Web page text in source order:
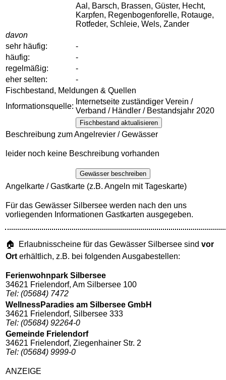
Aal, Barsch, Brassen, Güster, Hecht,
Karpfen, Regenbogenforelle, Rotauge,
Rotfeder, Schleie, Wels, Zander
davon
sehr häufig:
-
häufig:
-
regelmäßig:
-
eher selten:
-
Fischbestand, Meldungen & Quellen
Informationsquelle:
Internetseite zuständiger Verein /
Verband / Händler / Bestandsjahr 2020
Fischbestand aktualisieren
Beschreibung zum Angelrevier / Gewässer
leider noch keine Beschreibung vorhanden
Gewässer beschreiben
Angelkarte / Gastkarte (z.B. Angeln mit Tageskarte)
Für das Gewässer Silbersee werden nach den uns
vorliegenden Informationen Gastkarten ausgegeben.
🏠 Erlaubnisscheine für das Gewässer Silbersee sind vor
Ort erhältlich, z.B. bei folgenden Ausgabestellen:
Ferienwohnpark Silbersee
34621 Frielendorf, Am Silbersee 100
Tel: (05684) 7472
WellnessParadies am Silbersee GmbH
34621 Frielendorf, Silbersee 333
Tel: (05684) 92264-0
Gemeinde Frielendorf
34621 Frielendorf, Ziegenhainer Str. 2
Tel: (05684) 9999-0
ANZEIGE